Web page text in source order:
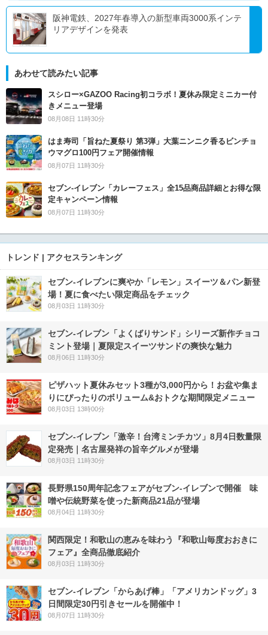
阪神電鉄、2027年春導入の新型車両3000系インテ
リアデザインを発表
あわせて読みたい記事
スシロー×GAZOO Racing初コラボ！夏休み限定ミニカー付
きメニュー登場
08月08日 11時30分
はま寿司「旨ねた夏祭り 第3弾」大葉ニンニク香るビンチョ
ウマグロ100円フェア開催情報
08月07日 11時30分
セブン‐イレブン「カレーフェス」全15品商品詳細とお得な限
定キャンペーン情報
08月07日 11時30分
トレンド | アクセスランキング
セブン‐イレブンに爽やか「レモン」スイーツ＆パン新登
場！夏に食べたい限定商品をチェック
08月03日 11時30分
セブン‐イレブン「よくばりサンド」シリーズ新作チョコ
ミント登場｜夏限定スイーツサンドの爽快な魅力
08月06日 11時30分
ピザハット夏休みセット3種が3,000円から！お盆や集ま
りにぴったりのボリューム&おトクな期間限定メニュー
08月03日 13時00分
セブン-イレブン「激辛！台湾ミンチカツ」8月4日数量限
定発売｜名古屋発祥の旨辛グルメが登場
08月03日 11時30分
長野県150周年記念フェアがセブン-イレブンで開催 味
噌や伝統野菜を使った新商品21品が登場
08月04日 11時30分
関西限定！和歌山の恵みを味わう『和歌山毎度おおきに
フェア』全商品徹底紹介
08月03日 11時30分
セブン‐イレブン「からあげ棒」「アメリカンドッグ」3
日間限定30円引きセールを開催中！
08月07日 11時30分